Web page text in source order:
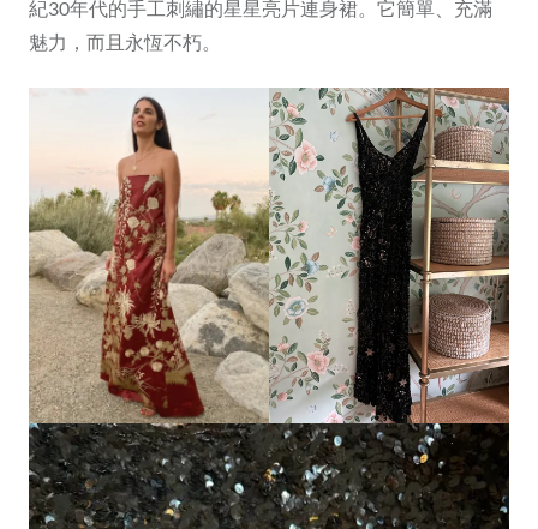
紀30年代的手工刺繡的星星亮片連身裙。它簡單、充滿
魅力，而且永恆不朽。